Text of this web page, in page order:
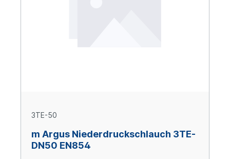
3TE-50
m Argus Niederdruckschlauch 3TE-
DN50 EN854